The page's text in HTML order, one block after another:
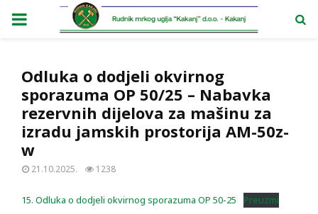
PRIMARY
Odluka o dodjeli okvirnog
sporazuma OP 50/25 – Nabavka
rezervnih dijelova za mašinu za
izradu jamskih prostorija AM-50z-
w
21.10.2025. 1238
15. Odluka o dodjeli okvirnog sporazuma OP 50-25 Preuzmi